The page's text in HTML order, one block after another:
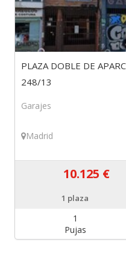
PLAZA DOBLE DE
248/13
Garajes
Madrid
10.125 €
1 plaza
1
Pujas